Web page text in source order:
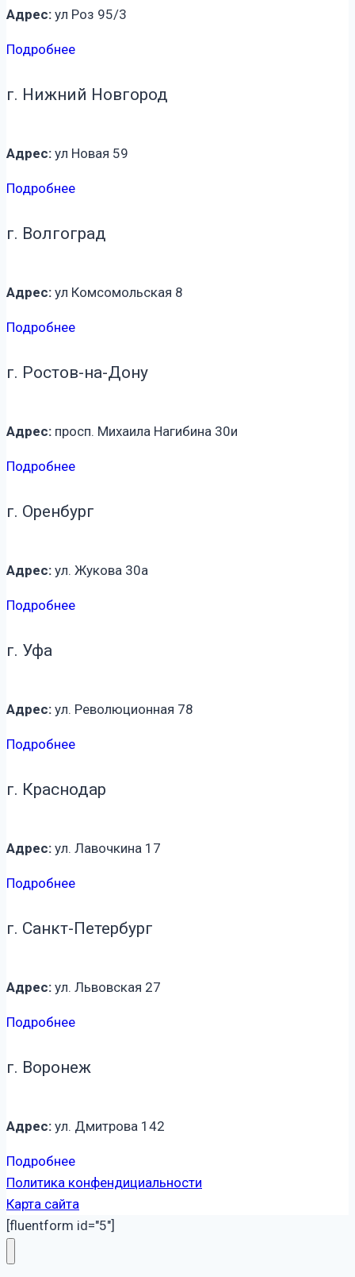
Адрес: ул Роз 95/3
Подробнее
г. Нижний Новгород
Адрес: ул Новая 59
Подробнее
г. Волгоград
Адрес: ул Комсомольская 8
Подробнее
г. Ростов-на-Дону
Адрес: просп. Михаила Нагибина 30и
Подробнее
г. Оренбург
Адрес: ул. Жукова 30а
Подробнее
г. Уфа
Адрес: ул. Революционная 78
Подробнее
г. Краснодар
Адрес: ул. Лавочкина 17
Подробнее
г. Санкт-Петербург
Адрес: ул. Львовская 27
Подробнее
г. Воронеж
Адрес: ул. Дмитрова 142
Подробнее
Политика конфендициальности
Карта сайта
[fluentform id="5"]